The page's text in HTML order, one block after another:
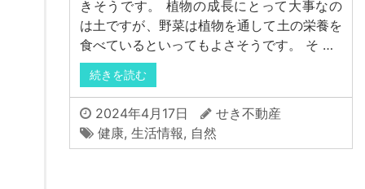
きそうです。 植物の成長にとって大事なの
は土ですが、野菜は植物を通して土の栄養を
食べているといってもよさそうです。 そ …
続きを読む
2024年4月17日
せき不動産
健康, 生活情報, 自然